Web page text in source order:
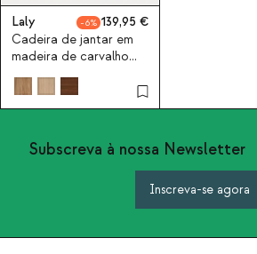
Laly 6
139,95
Cadeira de jantar em
madeira de carvalho
com apoios de braços
Laly
Subscreva à nossa Newsletter
Inscreva-se agora